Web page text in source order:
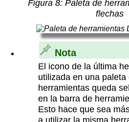
Figura 8: Paleta de
flechas
Nota
El icono de la última
utilizada en una paleta
herramientas queda
en la barra de
Esto hace que sea
a utilizar la misma